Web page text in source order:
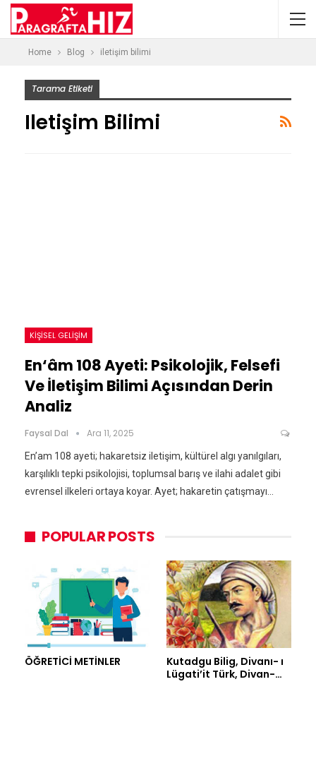
Home Blog iletişim bilimi
Tarama Etiketi
Iletişim Bilimi
KIŞISEL GELIŞIM
En‘âm 108 Ayeti: Psikolojik, Felsefi
Ve İletişim Bilimi Açısından Derin
Analiz
Faysal Dal Ara 11, 2025
En’am 108 ayeti; hakaretsiz iletişim, kültürel algı yanılgıları,
karşılıklı tepki psikolojisi, toplumsal barış ve ilahi adalet gibi
evrensel ilkeleri ortaya koyar. Ayet; hakaretin çatışmayı…
POPULAR POSTS
ÖĞRETİCİ METİNLER
Kutadgu Bilig, Divanı- ı
Lügati’it Türk, Divan-…